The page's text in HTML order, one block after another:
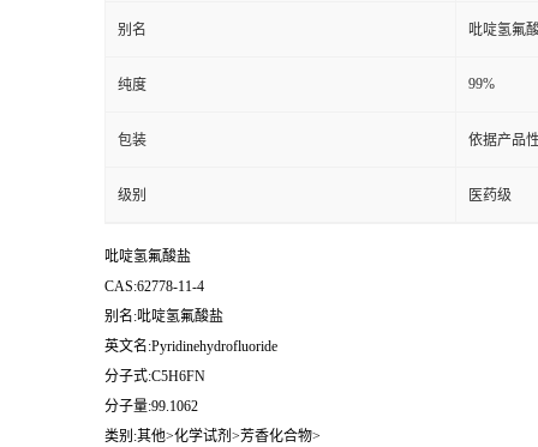
别名 吡啶氢氟
纯度 99%
包装 依据产品
级别 医药级
吡啶氢氟酸盐
CAS:62778-11-4
别名:吡啶氢氟酸盐
英文名:Pyridinehydrofluoride
分子式:C5H6FN
分子量:99.1062
类别:其他>化学试剂>芳香化合物>